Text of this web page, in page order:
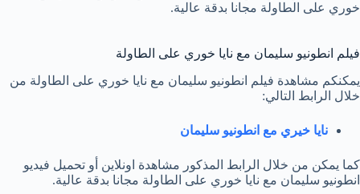
خوري على الطاولة مجانا بدقة عالية.
فيلم انطونيو سليمان مع نايا خوري على الطاولة
يمكنكم مشاهدة فيلم انطونيو سليمان مع نايا خوري على الطاولة من
خلال الرابط التالي:
نايا خيري مع انطونيو سليمان
كما يمكن من خلال الرابط المذكور مشاهدة اونلاين أو تحميل فيديو
انطونيو سليمان مع نايا خوري على الطاولة مجانا بدقة عالية.